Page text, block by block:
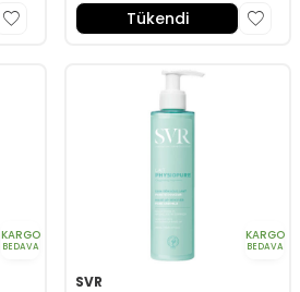
Tükendi
KARGO
BEDAVA
KARGO
BEDAVA
SVR